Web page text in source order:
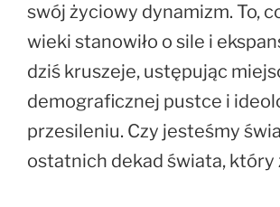
swój życiowy dynamizm. To,
wieki stanowiło o sile i
dziś kruszeje, ustępując
demograficznej pustce i
przesileniu. Czy jesteśmy
ostatnich dekad świata, który